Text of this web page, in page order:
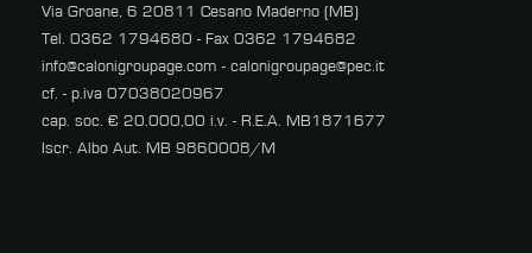
Via Groane, 6 20811 Cesano Maderno (MB)
Tel. 0362 1794680 - Fax 0362 1794682
info@calonigroupage.com - calonigroupage@pec.it
cf. - p.iva 07038020967
cap. soc. € 20.000,00 i.v. - R.E.A. MB1871677
Iscr. Albo Aut. MB 9860008/M